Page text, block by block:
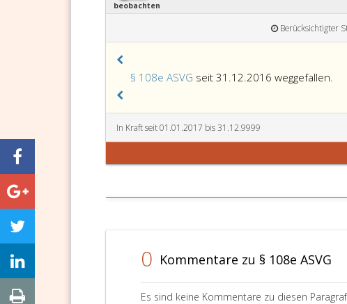
beobachten
Berücksichtigter
§ 108e ASVG seit 31.12.2016 weggefallen.
In Kraft seit 01.01.2017 bis 31.12.9999
0 Kommentare zu § 108e ASVG
Es sind keine Kommentare zu diesen